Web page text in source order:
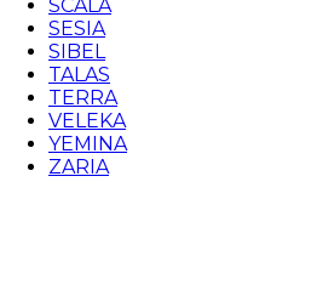
SCALA
SESIA
SIBEL
TALAS
TERRA
VELEKA
YEMINA
ZARIA